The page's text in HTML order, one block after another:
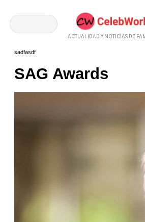
ACTUALIDAD Y NOTICIAS DE
sadfasdf
SAG Awards